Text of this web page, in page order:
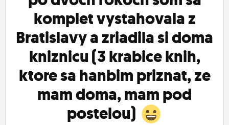
komplet vystahovala z
Bratislavy a zriadila si doma
kniznicu (3 krabice knih,
ktore sa hanbim priznat, ze
mam doma, mam pod
postelou)